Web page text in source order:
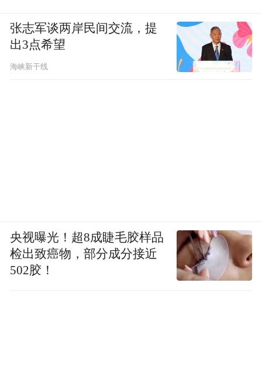
张志军谈两岸民间交流，提
出3点希望
海峡新干线
央视曝光！超8成睫毛胶样品
检出致癌物，部分成分接近
502胶！